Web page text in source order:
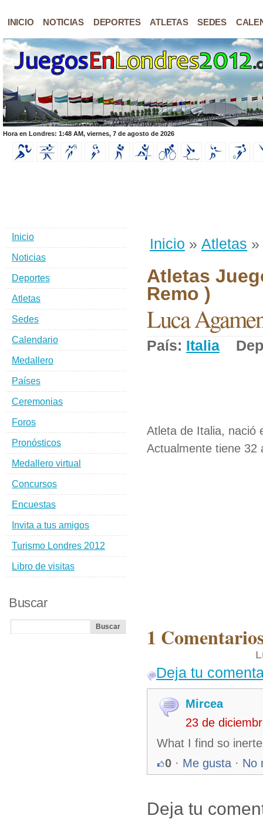
INICIO NOTICIAS DEPORTES ATLETAS SEDES
Hora en Londres: 1:48 AM, viernes, 7 de agosto de 2026
Inicio » Atletas »
Atletas
Remo )
Luca
País: Italia
Atleta de Italia, nació
Actualmente tiene 32
1
Deja tu
Mircea
23 de
What I find so
0 · Me gusta · No
Deja tu
Inicio
Noticias
Deportes
Atletas
Sedes
Calendario
Medallero
Países
Ceremonias
Foros
Pronósticos
Medallero virtual
Concursos
Encuestas
Invita a tus amigos
Turismo Londres 2012
Libro de visitas
Buscar